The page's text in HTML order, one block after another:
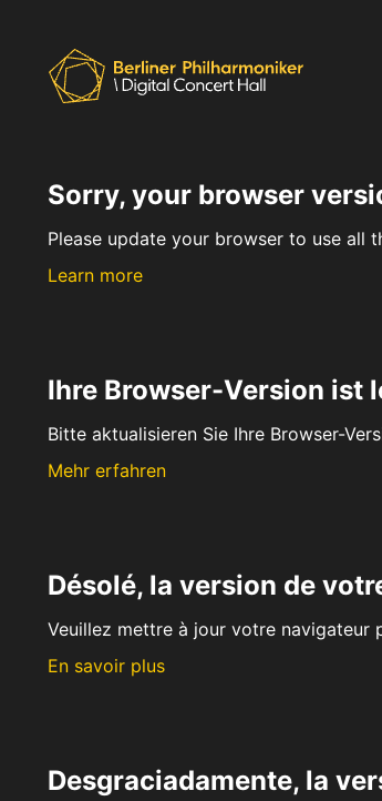
Sorry, your browser
Please update your browser to use all
Learn more
Ihre Browser-Version ist
Bitte aktualisieren Sie Ihre Browser-
Mehr erfahren
Désolé, la version de
Veuillez mettre à jour votre
En savoir plus
Desgraciadamente, la